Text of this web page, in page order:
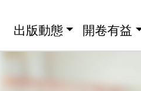
出版動態 開卷有益